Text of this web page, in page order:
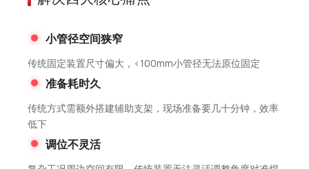
小管径空间狭窄
传统固定装置尺寸偏大，<100mm小管径无法原位固定
准备耗时久
传统方式需额外搭建辅助支架，现场准备要几十分钟，效率
低下
调位不灵活